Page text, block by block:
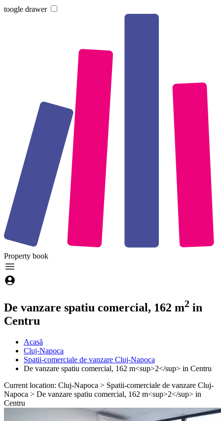
toogle drawer
Property book
De vanzare spatiu comercial, 162 m2 in
Centru
Acasă
Cluj-Napoca
Spatii-comerciale de vanzare Cluj-Napoca
De vanzare spatiu comercial, 162 m<sup>2</sup> in Centru
Current location: Cluj-Napoca > Spatii-comerciale de vanzare Cluj-
Napoca > De vanzare spatiu comercial, 162 m<sup>2</sup> in
Centru